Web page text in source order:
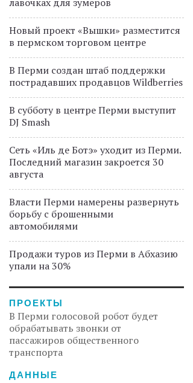
Новый проект «Вышки» разместится
в пермском торговом центре
В Перми создан штаб поддержки
пострадавших продавцов Wildberries
В субботу в центре Перми выступит
DJ Smash
Сеть «Иль де Ботэ» уходит из Перми.
Последний магазин закроется 30
августа
Власти Перми намерены развернуть
борьбу с брошенными
автомобилями
Продажи туров из Перми в Абхазию
упали на 30%
ПРОЕКТЫ
В Перми голосовой робот будет
обрабатывать звонки от
пассажиров общественного
транспорта
ДАННЫЕ